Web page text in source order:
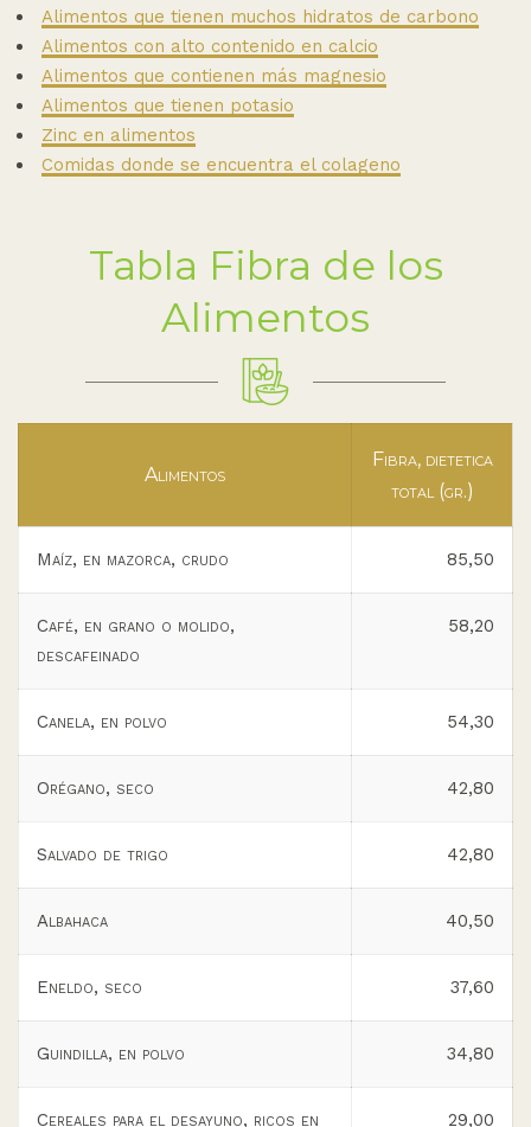
Alimentos que tienen muchos hidratos de carbono
Alimentos con alto contenido en calcio
Alimentos que contienen más magnesio
Alimentos que tienen potasio
Zinc en alimentos
Comidas donde se encuentra el colageno
Tabla Fibra de los
Alimentos
Alimentos
Fibra, dietetica
total (gr.)
Maíz, en mazorca, crudo 85,50
Café, en grano o molido,
descafeinado
58,20
Canela, en polvo 54,30
Orégano, seco 42,80
Salvado de trigo 42,80
Albahaca 40,50
Eneldo, seco 37,60
Guindilla, en polvo 34,80
Cereales para el desayuno, ricos en 29,00